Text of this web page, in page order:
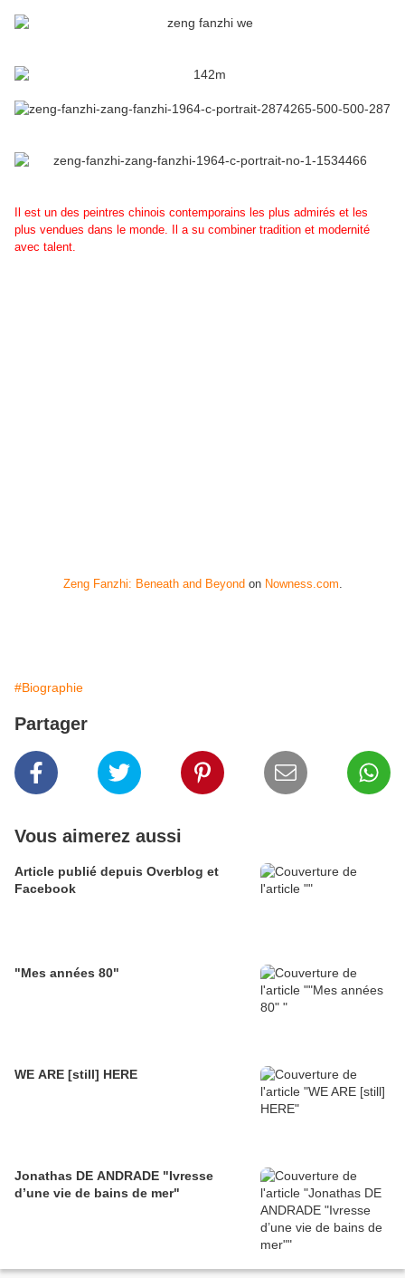
Il est un des peintres chinois contemporains les plus admirés et les
plus vendues dans le monde. Il a su combiner tradition et modernité
avec talent.
Zeng Fanzhi: Beneath and Beyond on Nowness.com.
#Biographie
Partager
Vous aimerez aussi
Article publié depuis Overblog et
Facebook
"Mes années 80"
WE ARE [still] HERE
Jonathas DE ANDRADE "Ivresse
d’une vie de bains de mer"